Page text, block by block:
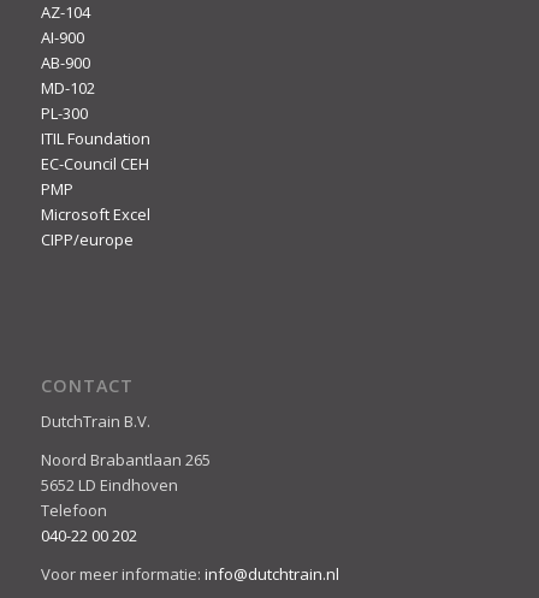
AZ-104
AI-900
AB-900
MD-102
PL-300
ITIL Foundation
EC-Council CEH
PMP
Microsoft Excel
CIPP/europe
CONTACT
DutchTrain B.V.
Noord Brabantlaan 265
5652 LD Eindhoven
Telefoon
040-22 00 202
Voor meer informatie: info@dutchtrain.nl